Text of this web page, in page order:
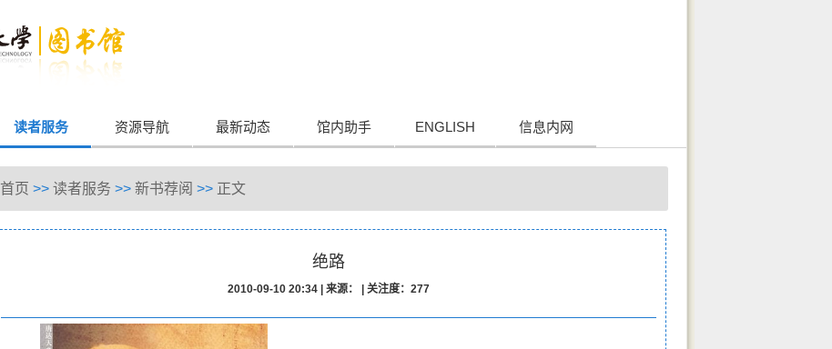
读者服务 资源导航 最新动态 馆内助手 ENGLISH 信息内网
首页 >> 读者服务 >> 新书荐阅 >> 正文
绝路
2010-09-10 20:34 来源： 关注度： 277